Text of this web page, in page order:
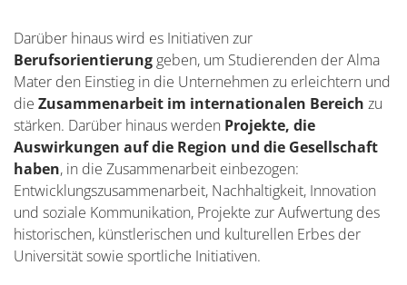
Darüber hinaus wird es Initiativen zur
Berufsorientierung geben, um Studierenden der Alma
Mater den Einstieg in die Unternehmen zu erleichtern und
die Zusammenarbeit im internationalen Bereich zu
stärken. Darüber hinaus werden Projekte, die
Auswirkungen auf die Region und die Gesellschaft
haben, in die Zusammenarbeit einbezogen:
Entwicklungszusammenarbeit, Nachhaltigkeit, Innovation
und soziale Kommunikation, Projekte zur Aufwertung des
historischen, künstlerischen und kulturellen Erbes der
Universität sowie sportliche Initiativen.